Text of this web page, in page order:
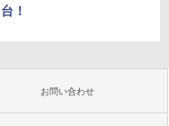
！
お問い合わせ